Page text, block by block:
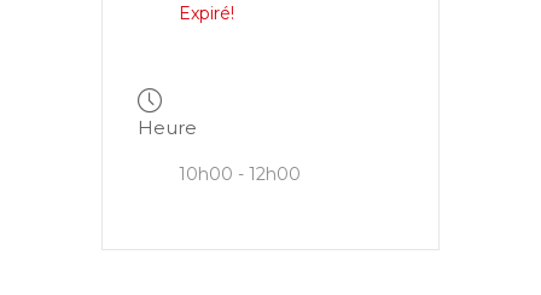
Expiré!
Heure
10h00 - 12h00